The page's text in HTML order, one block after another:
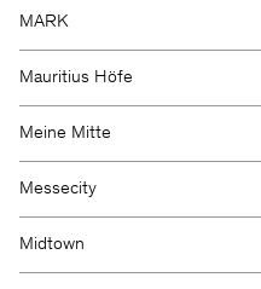
MARK
Mauritius Höfe
Meine Mitte
Messecity
Midtown